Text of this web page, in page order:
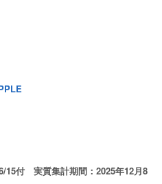
15付 実質集計期間：2025年12月8